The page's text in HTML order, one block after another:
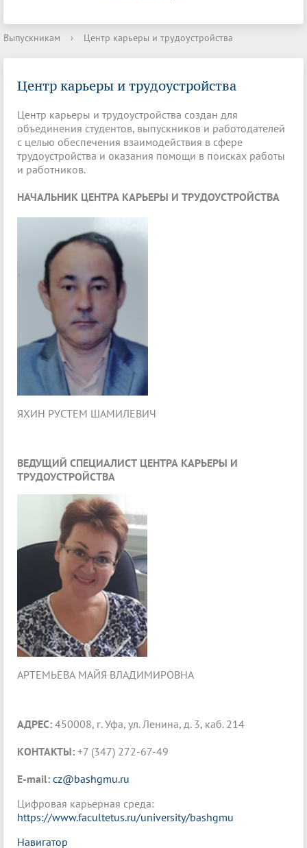
Выпускникам › Центр карьеры и трудоустройства
Центр карьеры и трудоустройства
Центр карьеры и трудоустройства создан для
объединения студентов, выпускников и работодателей
с целью обеспечения взаимодействия в сфере
трудоустройства и оказания помощи в поисках работы
и работников.
НАЧАЛЬНИК ЦЕНТРА КАРЬЕРЫ И ТРУДОУСТРОЙСТВА
ЯХИН РУСТЕМ ШАМИЛЕВИЧ
ВЕДУЩИЙ СПЕЦИАЛИСТ ЦЕНТРА КАРЬЕРЫ И
ТРУДОУСТРОЙСТВА
АРТЕМЬЕВА МАЙЯ ВЛАДИМИРОВНА
АДРЕС: 450008, г. Уфа, ул. Ленина, д. 3, каб. 214
КОНТАКТЫ: +7 (347) 272-67-49
E-mail: cz@bashgmu.ru
Цифровая карьерная среда:
https://www.facultetus.ru/university/bashgmu
Навигатор